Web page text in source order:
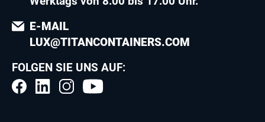
E-MAIL
LUX@TITANCONTAINERS.COM
FOLGEN SIE UNS AUF: